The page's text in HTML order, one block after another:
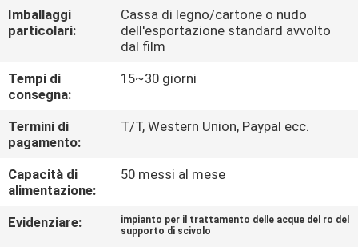
CONTATTICI
NOTIZIE
RICHIEDA
UNA
CITAZIONE
Imballaggi
particolari:
Cassa di legno/cartone o nudo
dell'esportazione standard avvolto
dal film
Tempi di
consegna:
15~30 giorni
Termini di
pagamento:
T/T, Western Union, Paypal ecc.
Capacità di
alimentazione:
50 messi al mese
Evidenziare:
impianto per il trattamento delle acque del ro del
supporto di scivolo